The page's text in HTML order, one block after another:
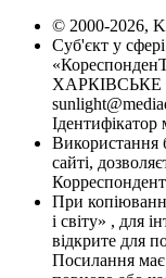
© 2000-2026,
Суб'єкт у
ХАРКІВСЬКЕ
Ідентифікатор
Використання
сайті,
При
і світу» , для
відкрите для
Посилання має